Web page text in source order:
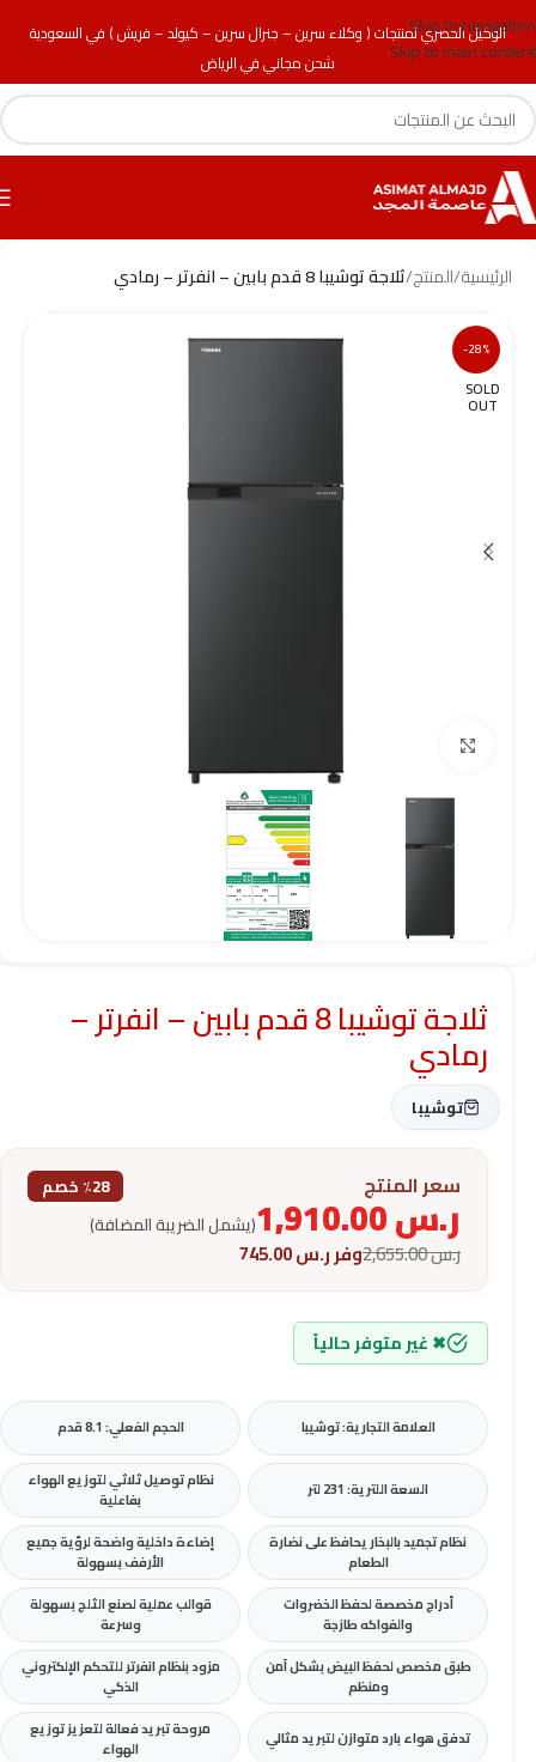
الوكيل الحصري لمنتجات ( وكلاء سرين – جنرال سرين – كيولد – فريش ) في السعودية
شحن مجاني في الرياض
Skip to navigation
Skip to main content
الرئيسية/المنتج/ثلاجة توشيبا 8 قدم بابين – انفرتر – رمادي
-28%
SOLD
OUT
ثلاجة توشيبا 8 قدم بابين – انفرتر –
رمادي
توشيبا
سعر المنتج ٪28 خصم
ر.س (يشمل الضريبة المضافة)
ر.س2,655.00 وفرر.س
✖ غير متوفر حالياً
العلامة التجارية: توشيبا الحجم الفعلي: 8.1 قدم
السعة اللترية: 231 لتر
نظام توصيل ثلاثي لتوزيع الهواء
بفاعلية
نظام تجميد بالبخار يحافظ على نضارة
الطعام
إضاءة داخلية واضحة لرؤية جميع
الأرفف بسهولة
أدراج مخصصة لحفظ الخضروات
والفواكه طازجة
قوالب عملية لصنع الثلج بسهولة
وسرعة
طبق مخصص لحفظ البيض بشكل آمن
ومنظم
مزود بنظام انفرتر للتحكم الإلكتروني
الذكي
تدفق هواء بارد متوازن لتبريد مثالي
مروحة تبريد فعالة لتعزيز توزيع
الهواء